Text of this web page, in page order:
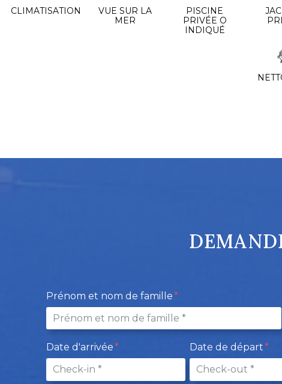
CLIMATISATION
VUE SUR LA
MER
PISCINE
PRIVÉE O
INDIQUÉ
Prénom et nom de famille
Date d'arrivée Date de départ